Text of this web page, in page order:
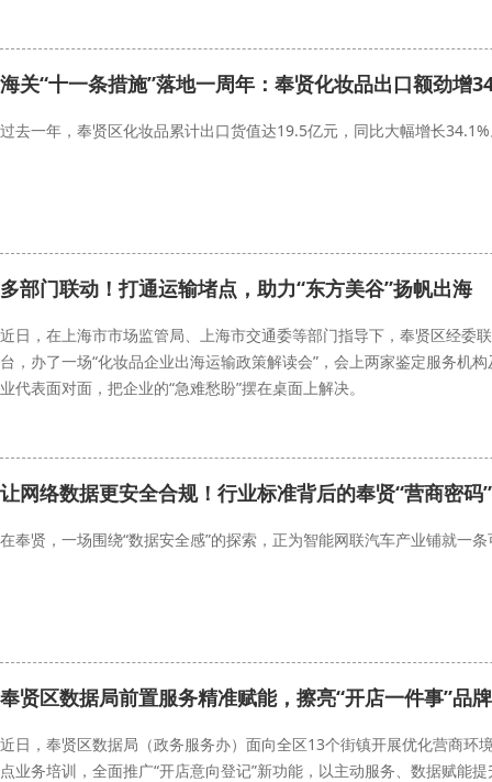
海关“十一条措施”落地一周年：奉贤化妆品出口额劲增
过去一年，奉贤区化妆品累计出口货值达19.5亿元，同比大幅增长
多部门联动！打通运输堵点，助力“东方美谷”扬帆出海
近日，在上海市市场监管局、上海市交通委等部门指导下，奉贤区经委
台，办了一场“化妆品企业出海运输政策解读会”，会上两家鉴定服务机
业代表面对面，把企业的“急难愁盼”摆在桌面上解决。
让网络数据更安全合规！行业标准背后的奉贤“营商密码”
在奉贤，一场围绕“数据安全感”的探索，正为智能网联汽车产业铺就一
奉贤区数据局前置服务精准赋能，擦亮“开店一件事”品牌
近日，奉贤区数据局（政务服务办）面向全区13个街镇开展优化营商环
点业务培训，全面推广“开店意向登记”新功能，以主动服务、数据赋能